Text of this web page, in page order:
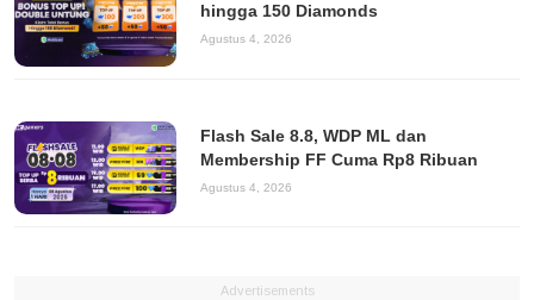
hingga 150 Diamonds
Agustus 4, 2026
Flash Sale 8.8, WDP ML dan
Membership FF Cuma Rp8 Ribuan
Agustus 4, 2026
Advertisements